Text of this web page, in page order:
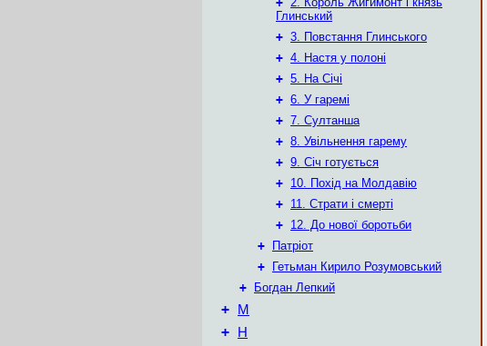
Глинський
+ 3. Повстання Глинського
+ 4. Настя у полоні
+ 5. На Січі
+ 6. У гаремі
+ 7. Султанша
+ 8. Увільнення гарему
+ 9. Січ готується
+ 10. Похід на Молдавію
+ 11. Страти і смерті
+ 12. До нової боротьби
+
Патріот
+
Гетьман Кирило Розумовський
+
Богдан Лепкий
+ М
+ Н